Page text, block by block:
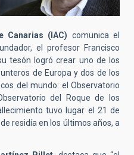
Canarias (IAC) comunica el
el profesor Francisco
tesón logró crear uno de los
de Europa y dos de los
del mundo: el Observatorio
del Roque de los
tuvo lugar el 21 de
residía en los últimos años, a